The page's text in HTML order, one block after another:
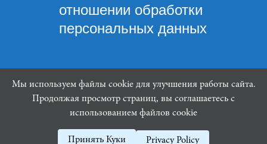
отношении обработки
персональных данных
Mindware Lab ©
Мы используем файлы cookie для улучшения работы сайта.
Продолжая просмотр страниц, вы соглашаетесь с
использованием файлов cookie
Принять Куки Privacy Policy